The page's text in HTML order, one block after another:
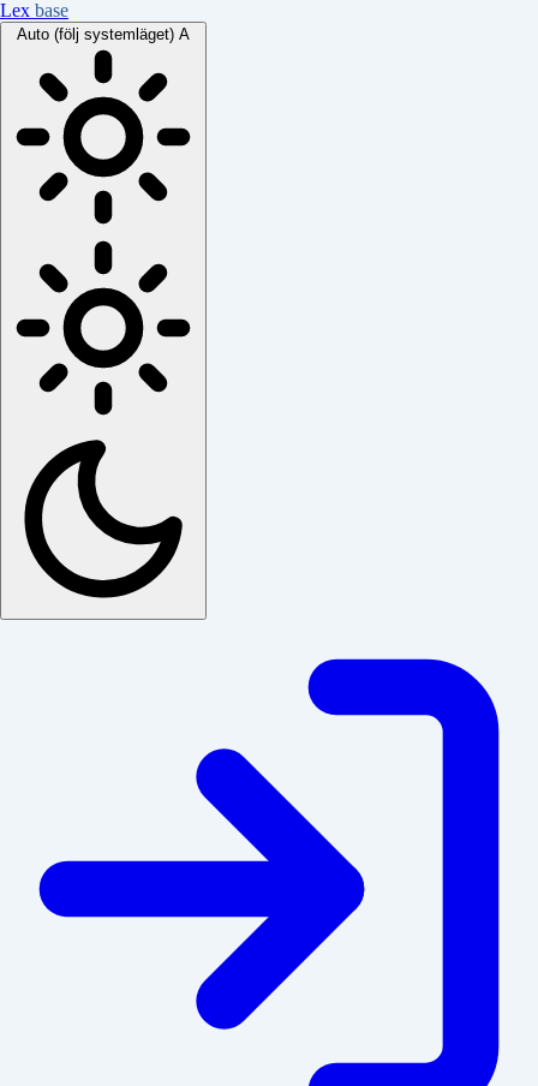
Lex base
Auto (följ systemläget) A